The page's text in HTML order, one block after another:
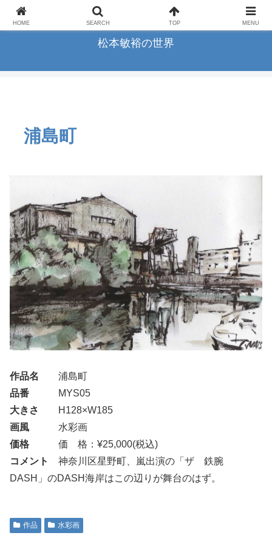
横浜の画家松本敏裕のアートギャラリー
松本敏裕の世界
浦島町
作品名
浦島町
品番 MYS05
大きさ
H128×W185
画風 水彩画
価格 価 格：¥25,000(税込)
コメント
神奈川区星野町、嵐出演の「ザ 鉄腕
DASH」のDASH海岸はこの辺りが舞台のはず。
作品 水彩画
HOME SEARCH TOP MENU